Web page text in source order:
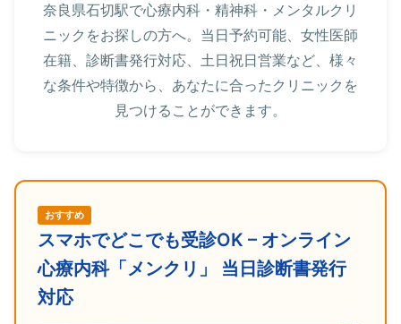
奈良県石切駅で心療内科・精神科・メンタルクリ
ニックをお探しの方へ。当日予約可能、女性医師
在籍、診断書発行対応、土日祝日営業など、様々
な条件や特徴から、あなたに合ったクリニックを
見つけることができます。
おすすめ
スマホでどこでも受診OK – オンライン
心療内科「メンクリ」 当日診断書発行
対応